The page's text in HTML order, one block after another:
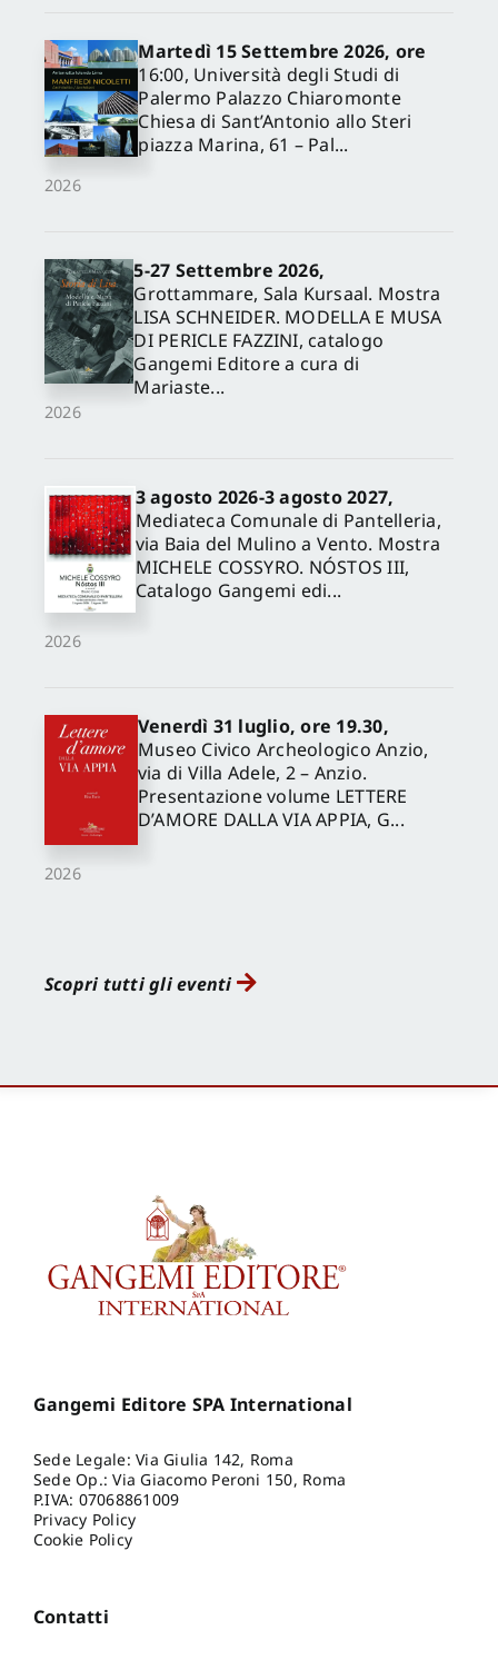
2026
Martedì 15 Settembre 2026, ore
16:00, Università degli Studi di
Palermo Palazzo Chiaromonte
Chiesa di Sant’Antonio allo Steri
piazza Marina, 61 – Pal...
2026
5-27 Settembre 2026,
Grottammare, Sala Kursaal. Mostra
LISA SCHNEIDER. MODELLA E MUSA
DI PERICLE FAZZINI, catalogo
Gangemi Editore a cura di
Mariaste...
2026
3 agosto 2026-3 agosto 2027,
Mediateca Comunale di Pantelleria,
via Baia del Mulino a Vento. Mostra
MICHELE COSSYRO. NÓSTOS III,
Catalogo Gangemi edi...
2026
Venerdì 31 luglio, ore 19.30,
Museo Civico Archeologico Anzio,
via di Villa Adele, 2 – Anzio.
Presentazione volume LETTERE
D’AMORE DALLA VIA APPIA, G...
Scopri tutti gli eventi
Gangemi Editore SPA International
Sede Legale: Via Giulia 142, Roma
Sede Op.: Via Giacomo Peroni 150, Roma
P.IVA: 07068861009
Privacy Policy
Cookie Policy
Contatti